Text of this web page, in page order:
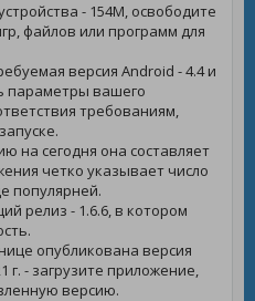
- 154M, освободите
файлов или программ для
версия Android - 4.4 и
параметры вашего
требованиям,
на сегодня она составляет
четко указывает число
популярней.
релиз - 1.6.6, в котором
опубликована версия
г. - загрузите приложение,
версию.